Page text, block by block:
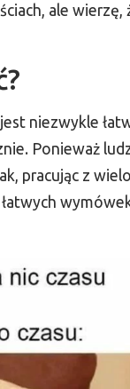
ale wierzę,
niezwykle
Ponieważ
pracując z